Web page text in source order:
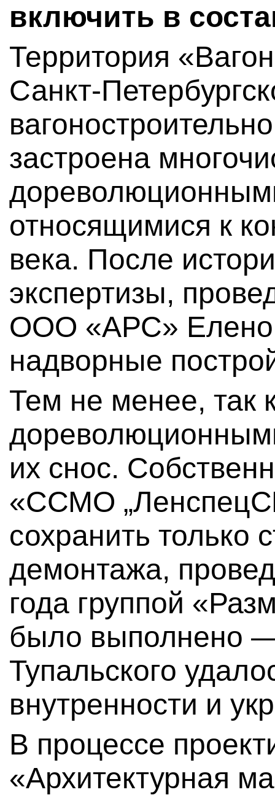
включить в
Территория
Санкт-
застроена
относящимися к
века. После
экспертизы,
ООО «АРС»
надворные
Тем не менее, так
их снос.
«ССМО
сохранить только
демонтажа,
года группой
было выполнено
Тупальского
внутренности и
В процессе
«Архитектурная